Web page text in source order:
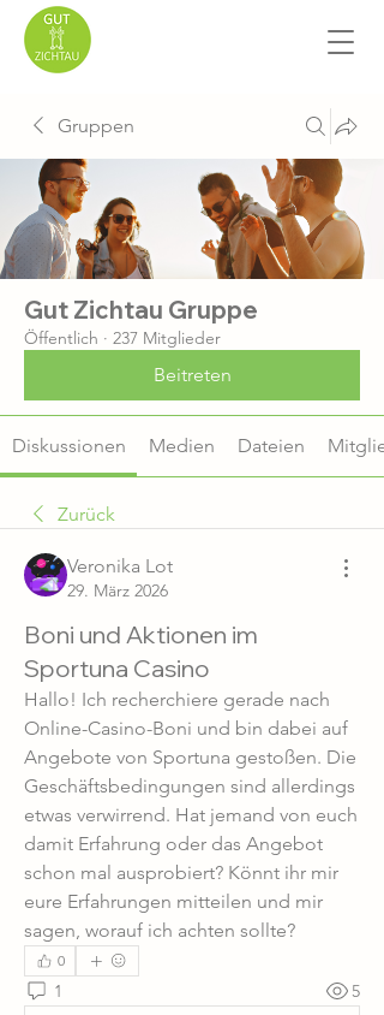
Gruppen
Gut Zichtau Gruppe
Öffentlich · 237 Mitglieder
Beitreten
Diskussionen Medien Dateien
Zurück
Veronika Lot
29. März 2026
Boni und Aktionen im
Sportuna Casino
Hallo! Ich recherchiere gerade nach
Online-Casino-Boni und bin dabei auf
Angebote von Sportuna gestoßen. Die
Geschäftsbedingungen sind allerdings
etwas verwirrend. Hat jemand von euch
damit Erfahrung oder das Angebot
schon mal ausprobiert? Könnt ihr mir
eure Erfahrungen mitteilen und mir
sagen, worauf ich achten sollte?
0
1 5